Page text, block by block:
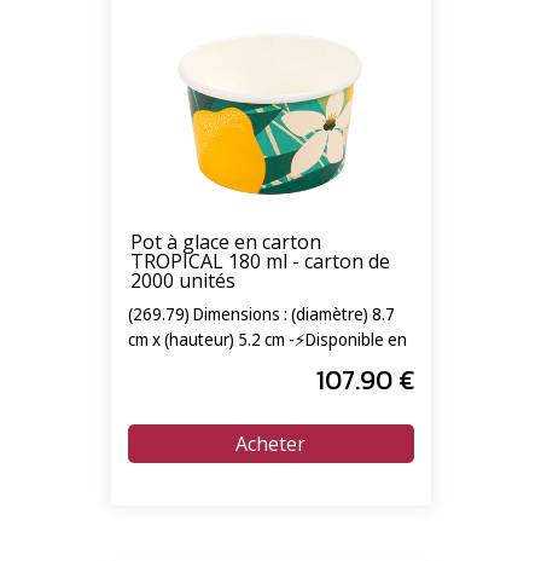
Pot à glace en carton
TROPICAL 180 ml - carton de
2000 unités
(269.79) Dimensions : (diamètre) 8.7
cm x (hauteur) 5.2 cm -⚡Disponible en
107.90€